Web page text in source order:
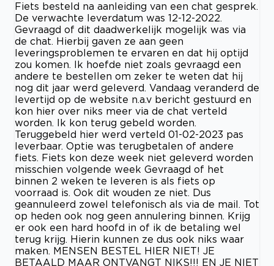
Fiets besteld na aanleiding van een chat gesprek.
De verwachte leverdatum was 12-12-2022.
Gevraagd of dit daadwerkelijk mogelijk was via
de chat. Hierbij gaven ze aan geen
leveringsproblemen te ervaren en dat hij optijd
zou komen. Ik hoefde niet zoals gevraagd een
andere te bestellen om zeker te weten dat hij
nog dit jaar werd geleverd. Vandaag veranderd de
levertijd op de website n.a.v bericht gestuurd en
kon hier over niks meer via de chat verteld
worden. Ik kon terug gebeld worden.
Teruggebeld hier werd verteld 01-02-2023 pas
leverbaar. Optie was terugbetalen of andere
fiets. Fiets kon deze week niet geleverd worden
misschien volgende week Gevraagd of het
binnen 2 weken te leveren is als fiets op
voorraad is. Ook dit wouden ze niet. Dus
geannuleerd zowel telefonisch als via de mail. Tot
op heden ook nog geen annulering binnen. Krijg
er ook een hard hoofd in of ik de betaling wel
terug krijg. Hierin kunnen ze dus ook niks waar
maken. MENSEN BESTEL HIER NIET! JE
BETAALD MAAR ONTVANGT NIKS!!! EN JE NIET